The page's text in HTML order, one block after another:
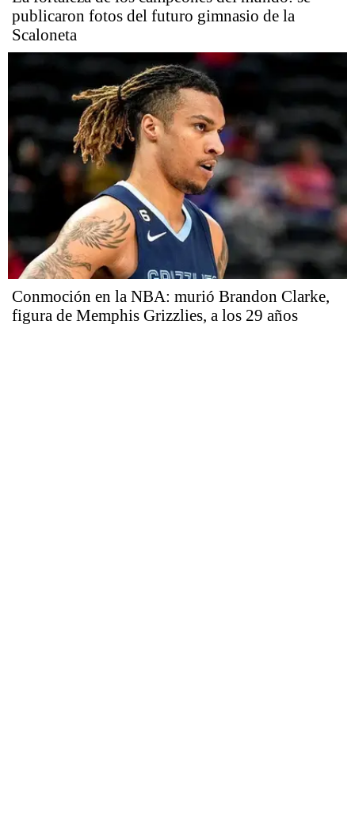
publicaron fotos del futuro gimnasio de la
Scaloneta
Conmoción en la NBA: murió Brandon Clarke,
figura de Memphis Grizzlies, a los 29 años